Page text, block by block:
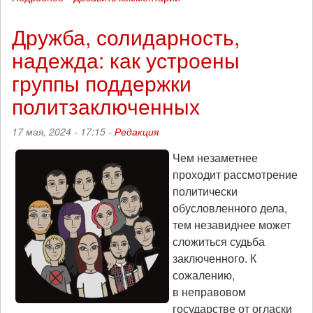
дела»
существу
перенесено
на
6-
июня:
продолжается
на
оплату
адвокатов
Дружба, солидарность,
надежда: как устроены
группы поддержки
политзаключенных
17 мая, 2024 - 17:15 - Редакция
Чем незаметнее
проходит рассмотрение
политически
обусловленного дела,
тем незавиднее может
сложиться судьба
заключенного. К
сожалению,
в неправовом
государстве от огласки